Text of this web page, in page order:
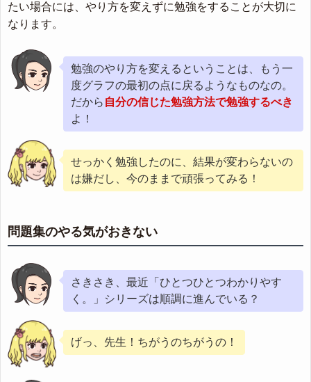
たい場合には、やり方を変えずに勉強をすることが大切に
なります。
勉強のやり方を変えるということは、もう一
度グラフの最初の点に戻るようなものなの。
だから 自分の信じた勉強方法で勉強するべき
よ！
せっかく勉強したのに、結果が変わらないの
は嫌だし、今のままで頑張ってみる！
問題集のやる気がおきない
さきさき、最近「ひとつひとつわかりやす
く。」シリーズは順調に進んでいる？
げっ、先生！ちがうのちがうの！